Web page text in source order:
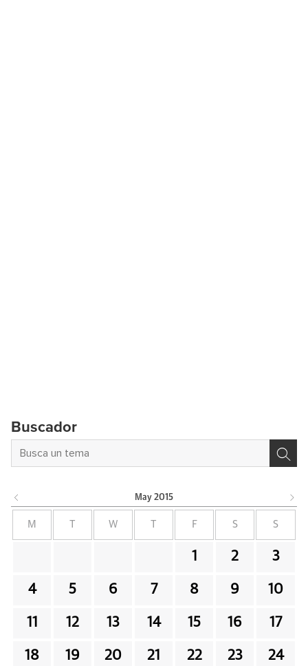
Buscador
May 2015
M W F S S
1 2 3
4 5 6 7 8 9 10
11 12 13 14 15 16 17
18 19 20 21 22 23 24